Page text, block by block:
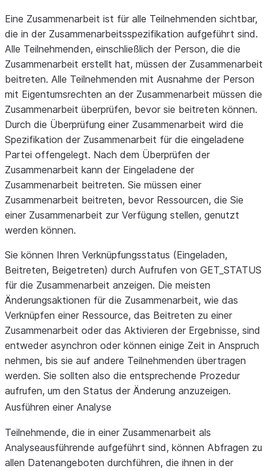
Eine Zusammenarbeit ist für alle Teilnehmenden sichtbar,
die in der Zusammenarbeitsspezifikation aufgeführt sind.
Alle Teilnehmenden, einschließlich der Person, die die
Zusammenarbeit erstellt hat, müssen der Zusammenarbeit
beitreten. Alle Teilnehmenden mit Ausnahme der Person
mit Eigentumsrechten an der Zusammenarbeit müssen die
Zusammenarbeit überprüfen, bevor sie beitreten können.
Durch die Überprüfung einer Zusammenarbeit wird die
Spezifikation der Zusammenarbeit für die eingeladene
Partei offengelegt. Nach dem Überprüfen der
Zusammenarbeit kann der Eingeladene der
Zusammenarbeit beitreten. Sie müssen einer
Zusammenarbeit beitreten, bevor Ressourcen, die Sie
einer Zusammenarbeit zur Verfügung stellen, genutzt
werden können.
Sie können Ihren Verknüpfungsstatus (Eingeladen,
Beitreten, Beigetreten) durch Aufrufen von GET_STATUS
für die Zusammenarbeit anzeigen. Die meisten
Änderungsaktionen für die Zusammenarbeit, wie das
Verknüpfen einer Ressource, das Beitreten zu einer
Zusammenarbeit oder das Aktivieren der Ergebnisse, sind
entweder asynchron oder können einige Zeit in Anspruch
nehmen, bis sie auf andere Teilnehmenden übertragen
werden. Sie sollten also die entsprechende Prozedur
aufrufen, um den Status der Änderung anzuzeigen.
Ausführen einer Analyse
Teilnehmende, die in einer Zusammenarbeit als
Analyseausführende aufgeführt sind, können Abfragen zu
allen Datenangeboten durchführen, die ihnen in der